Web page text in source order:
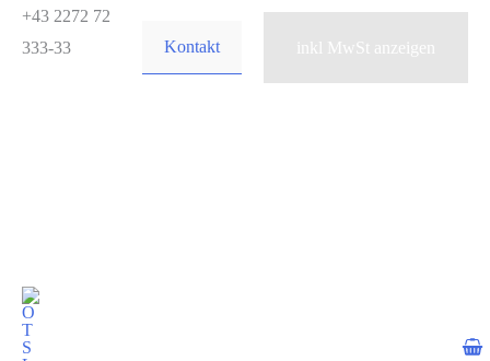
Zum
Inhalt
+43 2272 72
333-33
Kontakt